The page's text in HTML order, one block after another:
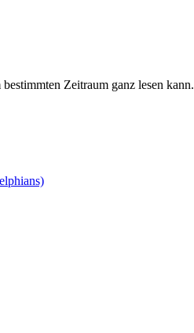
Zeitraum ganz lesen kann.